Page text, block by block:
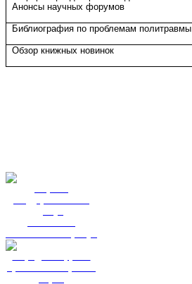
Анонсы научных форумов
Библиография по проблемам политравмы
Обзор книжных новинок